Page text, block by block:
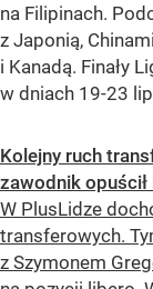
na Filipinach.
z Japonią,
i Kanadą. Finały
w dniach 19-23
Kolejny ruch
zawodnik opuścił
W PlusLidze
transferowych.
z Szymonem